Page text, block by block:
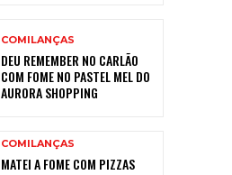
COMILANÇAS
DEU REMEMBER NO CARLÃO
COM FOME NO PASTEL MEL DO
AURORA SHOPPING
COMILANÇAS
MATEI A FOME COM PIZZAS